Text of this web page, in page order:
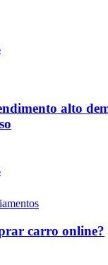
alto
carro online?